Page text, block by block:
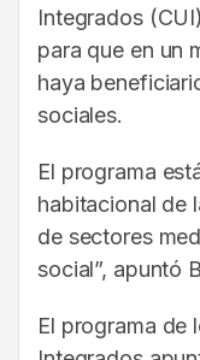
Integrados
para que en un
haya
sociales.
El programa
habitacional de
de sectores
social”, apuntó
El programa de